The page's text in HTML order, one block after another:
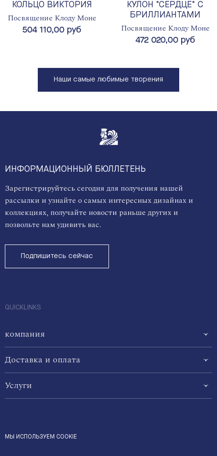
КОЛЬЦО ВИКТОРИЯ
Посвящение Клоду Моне
504 110,00 руб
КУЛОН "СЕРДЦЕ" С
БРИЛЛИАНТАМИ
Посвящение Клоду Моне
472 020,00 руб
Наши самые любимые творения
ИНФОРМАЦИОННЫЙ БЮЛЛЕТЕНЬ
Зарегистрируйтесь сегодня для получения нашей
рассылки и узнайте о самых интересных дизайнах и
коллекциях, получайте новости раньше других и
позвольте нам удивить вас.
Подпишитесь сейчас
QUICKLINKS
компания
Доставка и оплата
Услуги
МЫ ИСПОЛЬЗУЕМ COOKIE